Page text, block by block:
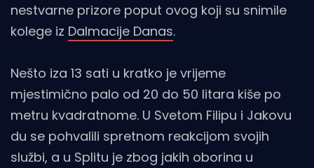
nestvarne prizore poput ovog koji su snimile
kolege iz Dalmacije Danas.
Nešto iza 13 sati u kratko je vrijeme
mjestimično palo od 20 do 50 litara kiše po
metru kvadratnome. U Svetom Filipu i Jakovu
du se pohvalili spretnom reakcijom svojih
službi, a u Splitu je zbog jakih oborina u